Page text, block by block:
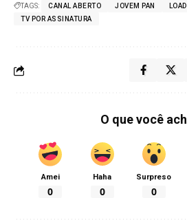
TAGS: CANAL ABERTO JOVEM PAN
TV POR ASSINATURA
O que você
Amei
0
Haha
0
Surpreso
0